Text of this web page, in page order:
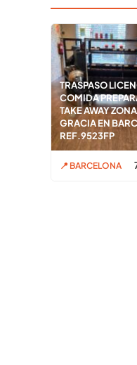
TRASPASO
COMIDA
TAKE AWAY ZONA
GRACIA EN
REF.9523FP
📍 BARCELONA